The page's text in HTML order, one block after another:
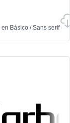
en Básico /Sans serif